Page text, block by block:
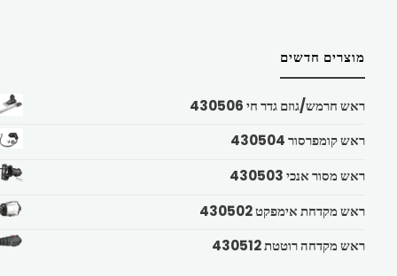
מוצרים חדשים
ראש חרמש/גוזם גדר חי 430506
ראש קומפרסור 430504
ראש מסור אנכי 430503
ראש מקדחת אימפקט 430502
ראש מקדחה רוטטת 430512